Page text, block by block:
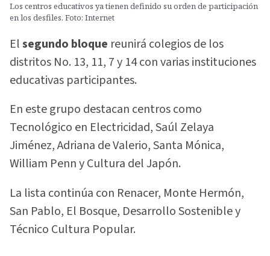
Los centros educativos ya tienen definido su orden de participación
en los desfiles. Foto: Internet
Elsegundo bloque reunirá colegios de los
distritos No. 13, 11, 7 y 14 con varias instituciones
educativas participantes.
En este grupo destacan centros como
Tecnológico en Electricidad, Saúl Zelaya
Jiménez, Adriana de Valerio, Santa Mónica,
William Penn y Cultura del Japón.
La lista continúa con Renacer, Monte Hermón,
San Pablo, El Bosque, Desarrollo Sostenible y
Técnico Cultura Popular.